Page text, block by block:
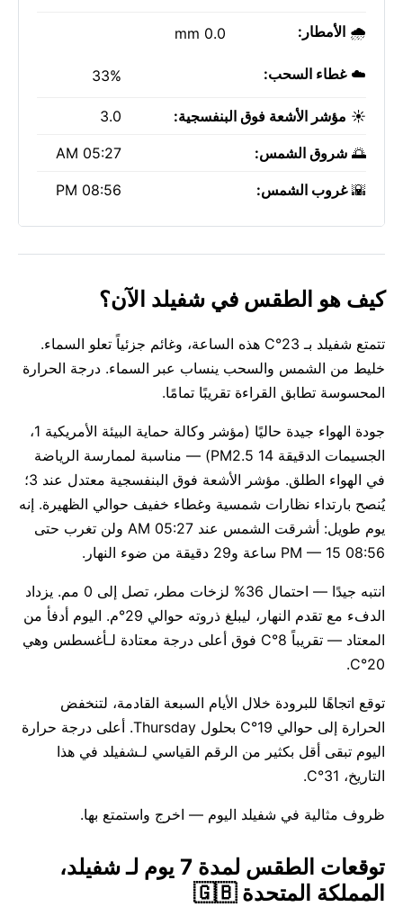
🌧️ الأمطار: 0.0 mm
☁️غطاء السحب: 33%
☀️ مؤشر الأشعة فوق البنفسجية: 3.0
🌅 شروق الشمس: 05:27 AM
🌇غروب الشمس: 08:56 PM
كيف هو الطقس في شفيلد الآن؟
تتمتع شفيلد بـ 23°C هذه الساعة، وغائم جزئياً تعلو السماء.
خليط من الشمس والسحب ينساب عبر السماء. درجة الحرارة
المحسوسة تطابق القراءة تقريبًا تمامًا.
جودة الهواء جيدة حاليًا (مؤشر وكالة حماية البيئة الأمريكية 1،
الجسيمات الدقيقة PM2.5 14) — مناسبة لممارسة الرياضة
في الهواء الطلق. مؤشر الأشعة فوق البنفسجية معتدل عند 3؛
يُنصح بارتداء نظارات شمسية وغطاء خفيف حوالي الظهيرة. إنه
يوم طويل: أشرقت الشمس عند 05:27 AM ولن تغرب حتى
08:56 PM — 15 ساعة و29 دقيقة من ضوء النهار.
انتبه جيدًا — احتمال 36% لزخات مطر، تصل إلى 0 مم. يزداد
الدفء مع تقدم النهار، ليبلغ ذروته حوالي 29°م. اليوم أدفأ من
المعتاد — تقريباً 8°C فوق أعلى درجة معتادة لـأغسطس وهي
20°C.
توقع اتجاهًا للبرودة خلال الأيام السبعة القادمة، لتنخفض
الحرارة إلى حوالي 19°C بحلول Thursday. أعلى درجة حرارة
اليوم تبقى أقل بكثير من الرقم القياسي لـشفيلد في هذا
التاريخ، 31°C.
ظروف مثالية في شفيلد اليوم — اخرج واستمتع بها.
توقعات الطقس لمدة 7 يوم لـ شفيلد،
المملكة المتحدة 🇬🇧